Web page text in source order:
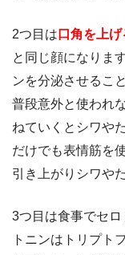
2つ目は 口角を上げ
と同じ顔になりま
ンを分泌させるこ
普段意外と使われ
ねていくとシワや
だけでも表情筋を
引き上がりシワや
3つ目は食事でセ
トニンはトリプト